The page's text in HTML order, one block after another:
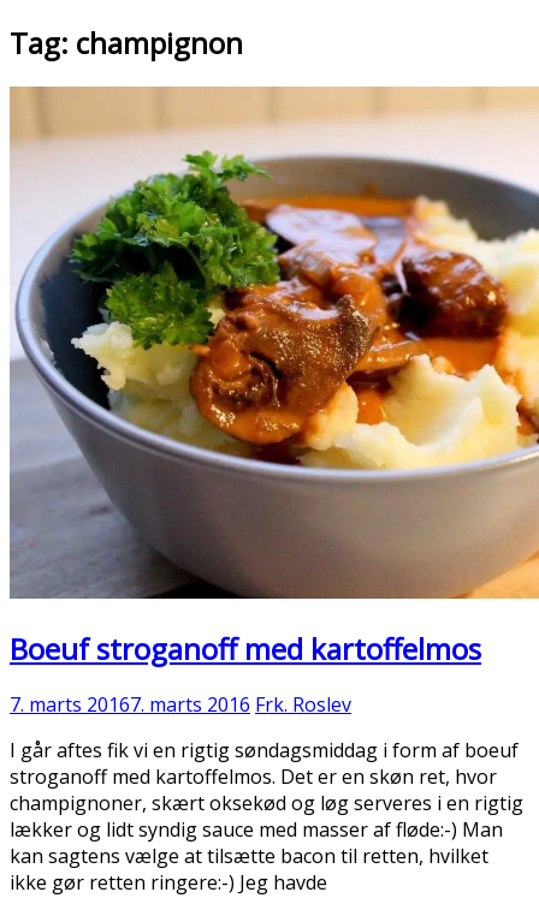
Tag: champignon
Boeuf stroganoff med kartoffelmos
7. marts 20167. marts 2016 Frk. Roslev
I går aftes fik vi en rigtig søndagsmiddag i form af boeuf
stroganoff med kartoffelmos. Det er en skøn ret, hvor
champignoner, skært oksekød og løg serveres i en rigtig
lækker og lidt syndig sauce med masser af fløde:-) Man
kan sagtens vælge at tilsætte bacon til retten, hvilket
ikke gør retten ringere:-) Jeg havde